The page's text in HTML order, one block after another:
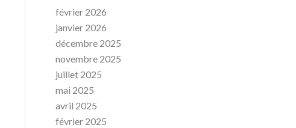
février 2026
janvier 2026
décembre 2025
novembre 2025
juillet 2025
mai 2025
avril 2025
février 2025